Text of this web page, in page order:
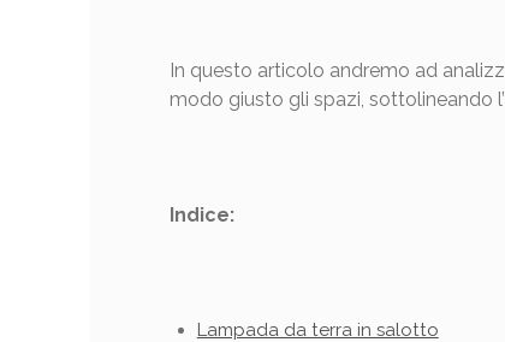
In questo articolo andremo ad
modo giusto gli spazi, sottolineando
Indice:
Lampada da terra in salotto